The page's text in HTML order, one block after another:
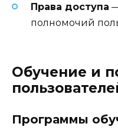
Права доступа
полномочий
Обучение и
Программы